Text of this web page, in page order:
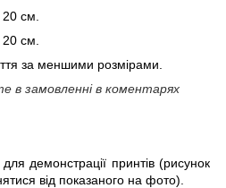
см.
см.
за меншими розмірами.
в замовленні в коментарях
демонстрації принтів (рисунок
від показаного на фото).